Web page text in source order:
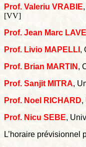
Prof. Valeriu VRABIE
[VV]
Prof. Jean Marc
Prof. Livio MAPELLI ,
Prof. Brian MARTIN ,
Prof. Sanjit MITRA,
Prof. Noel RICHARD,
Prof. Nicu SEBE,
L’horaire prévisionnel